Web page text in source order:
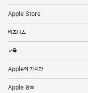
Apple Store
비즈니스
교육
Apple의 가치관
Apple 정보